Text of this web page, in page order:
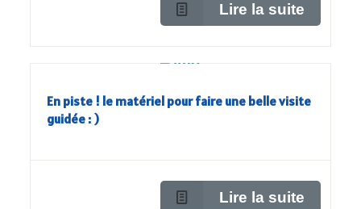
Lire la suite
En piste ! le matériel pour faire une belle visite
guidée : )
Lire la suite